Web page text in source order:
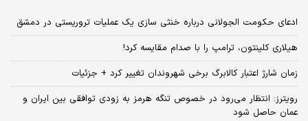
ادعای حکومت الجولانی درباره خنثی سازی یک عملیات تروریستی در دمشق
هیلاری کلینتون، ترامپ را با صدام مقایسه کرد!
زمان شارژ اعتبار کالابرگ برخی شهروندان تغییر کرد + جزئیات
رویترز: انتظار می‌رود در خصوص تنگه هرمز به زودی توافقی بین ایران و
عمان حاصل شود